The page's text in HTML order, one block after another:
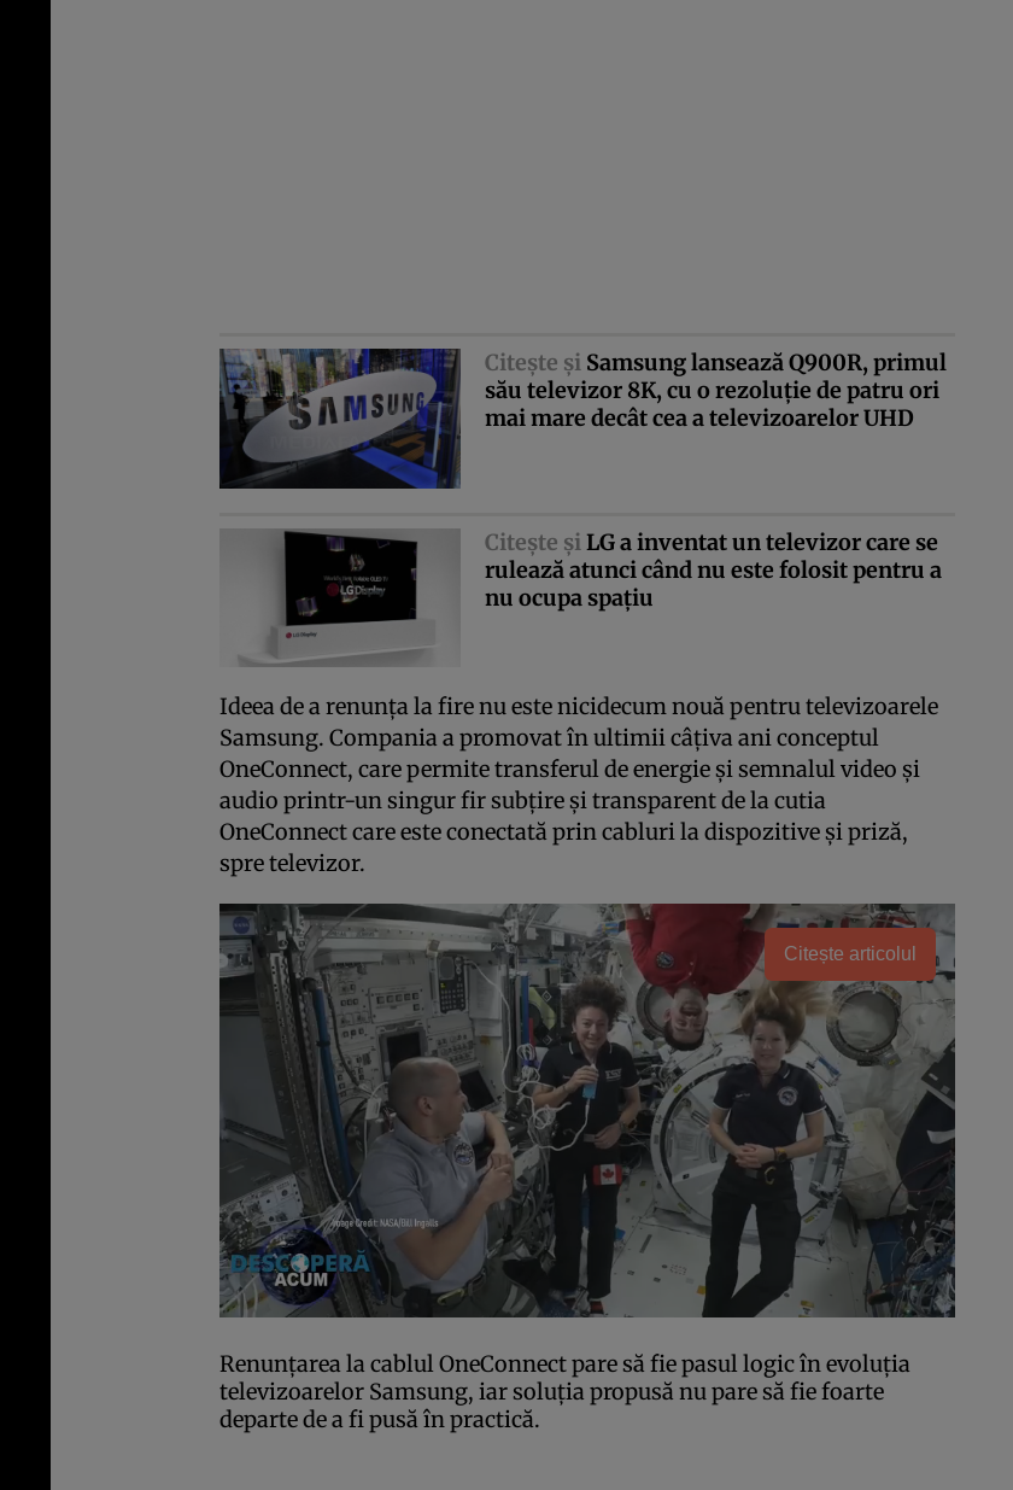
Citeşte şi Samsung lansează Q900R, primul
său televizor 8K, cu o rezoluţie de patru ori
mai mare decât cea a televizoarelor UHD
Citeşte şiLG a inventat un televizor care se
rulează atunci când nu este folosit pentru a
nu ocupa spaţiu
Ideea de a renunţa la fire nu este nicidecum nouă pentru televizoarele
Samsung. Compania a promovat în ultimii câţiva ani conceptul
OneConnect, care permite transferul de energie şi semnalul video şi
audio printr-un singur fir subţire şi transparent de la cutia
OneConnect care este conectată prin cabluri la dispozitive şi priză,
spre televizor.
Citește articolul
Renunţarea la cablul OneConnect pare să fie pasul logic în evoluţia
televizoarelor Samsung, iar soluţia propusă nu pare să fie foarte
departe de a fi pusă în practică.